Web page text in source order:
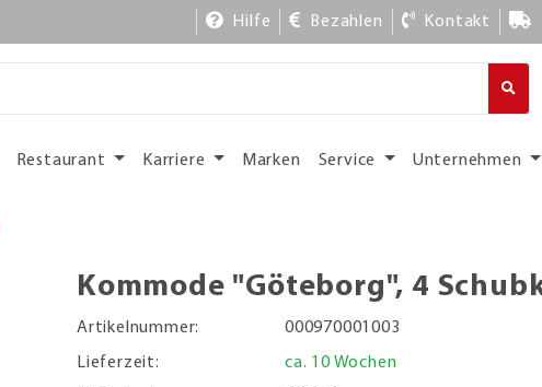
Hilfe Bezahlen Kontakt
Restaurant Karriere Marken Service Unternehmen
Kommode "Göteborg", 4
Artikelnummer:
000970001003
Lieferzeit:
ca. 10 Wochen